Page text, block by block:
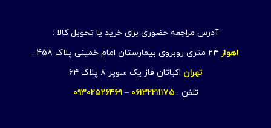
آدرس مراجعه حضوری برای خرید یا تحویل کالا :
اهواز ۲۴ متری روبروی بیمارستان امام خمینی پلاک 458 .
تهران اکباتان فاز یک سوپر ۸ پلاک ۶۴
تلفن : ۰۶۱۳۲۲۱۱۱۷۵ –۰۹۳۰۲۵۲۶۴۶۹